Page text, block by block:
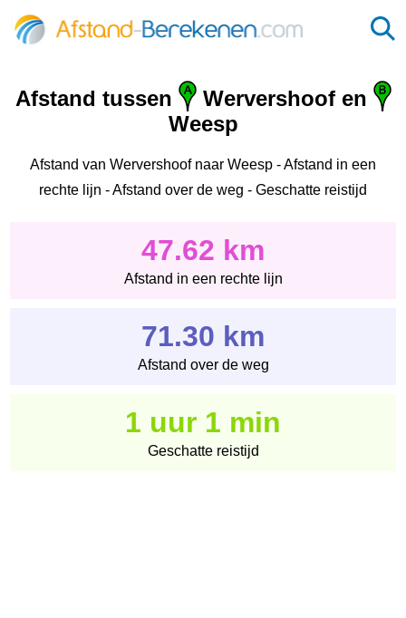
Afstand tussen
Wervershoof en
Weesp
Afstand van Wervershoof naar Weesp - Afstand in een
rechte lijn - Afstand over de weg - Geschatte reistijd
47.62 km
Afstand in een rechte lijn
71.30 km
Afstand over de weg
1 uur 1 min
Geschatte reistijd